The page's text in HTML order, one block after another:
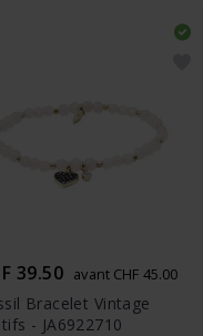
39.50 avant CHF 45.00
Bracelet Vintage
- JA6922710